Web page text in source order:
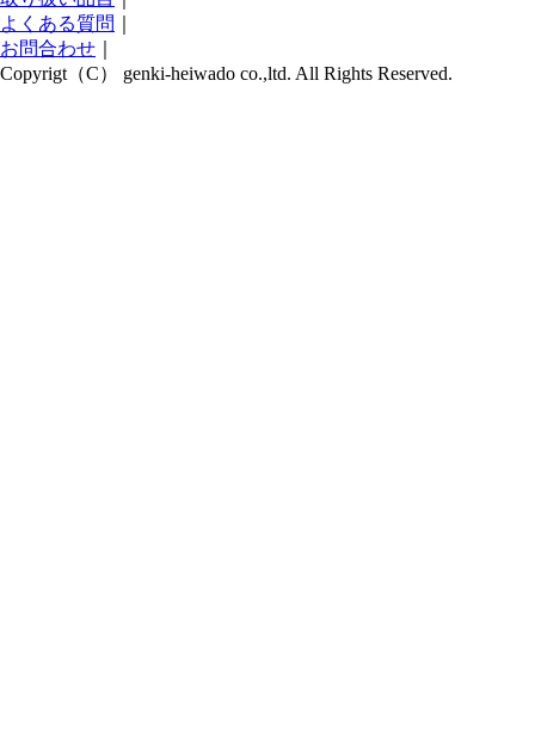
よくある質問
お問合わせ
Copyrigt（C） genki-heiwado co.,ltd. All Rights Reserved.